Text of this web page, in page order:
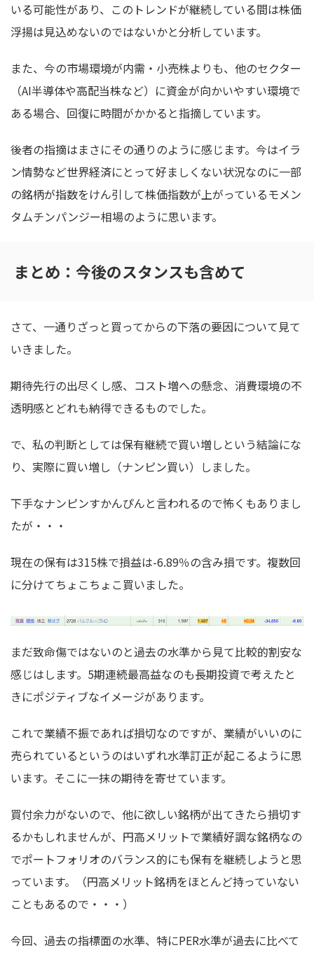
いる可能性があり、このトレンドが継続している間は株価
浮揚は見込めないのではないかと分析しています。
また、今の市場環境が内需・小売株よりも、他のセクター
（AI半導体や高配当株など）に資金が向かいやすい環境で
ある場合、回復に時間がかかると指摘しています。
後者の指摘はまさにその通りのように感じます。今はイラ
ン情勢など世界経済にとって好ましくない状況なのに一部
の銘柄が指数をけん引して株価指数が上がっているモメン
タムチンパンジー相場のように思います。
まとめ：今後のスタンスも含めて
さて、一通りざっと買ってからの下落の要因について見て
いきました。
期待先行の出尽くし感、コスト増への懸念、消費環境の不
透明感とどれも納得できるものでした。
で、私の判断としては保有継続で買い増しという結論にな
り、実際に買い増し（ナンピン買い）しました。
下手なナンピンすかんぴんと言われるので怖くもありまし
たが・・・
現在の保有は315株で損益は-6.89％の含み損です。複数回
に分けてちょこちょこ買いました。
まだ致命傷ではないのと過去の水準から見て比較的割安な
感じはします。5期連続最高益なのも長期投資で考えたと
きにポジティブなイメージがあります。
これで業績不振であれば損切なのですが、業績がいいのに
売られているというのはいずれ水準訂正が起こるように思
います。そこに一抹の期待を寄せています。
買付余力がないので、他に欲しい銘柄が出てきたら損切す
るかもしれませんが、円高メリットで業績好調な銘柄なの
でポートフォリオのバランス的にも保有を継続しようと思
っています。（円高メリット銘柄をほとんど持っていない
こともあるので・・・）
今回、過去の指標面の水準、特にPER水準が過去に比べて